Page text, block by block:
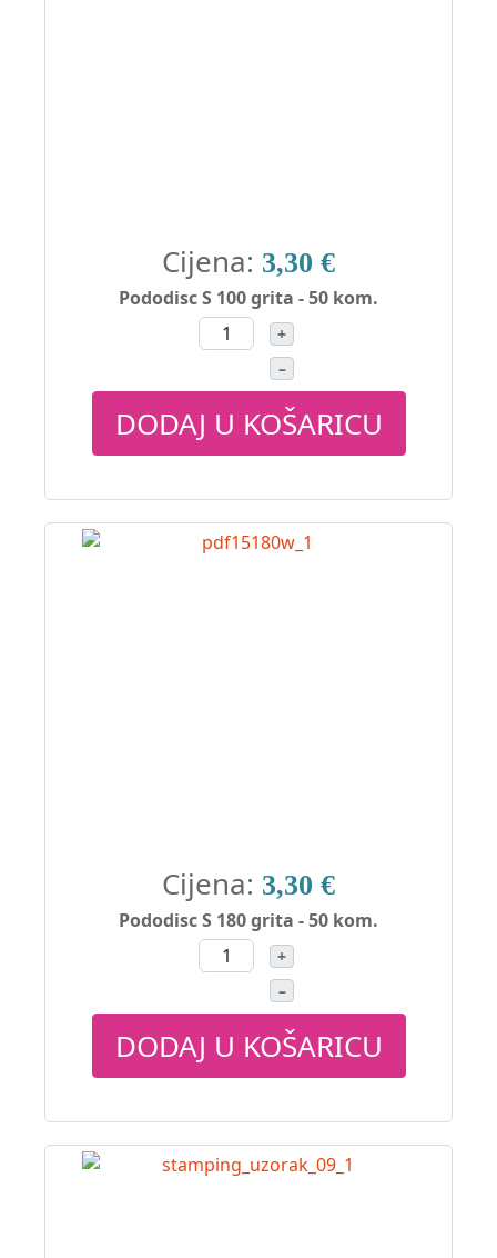
Cijena: 3,30 €
Pododisc S 100 grita - 50 kom.
+
–
DODAJ U KOŠARICU
Cijena: 3,30 €
Pododisc S 180 grita - 50 kom.
+
–
DODAJ U KOŠARICU